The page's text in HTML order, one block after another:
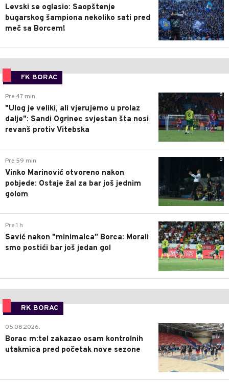
Levski se oglasio: Saopštenje
bugarskog šampiona nekoliko sati pred
meč sa Borcem!
FK BORAC
0
Pre 47 min
"Ulog je veliki, ali vjerujemo u prolaz
dalje": Sandi Ogrinec svjestan šta nosi
revanš protiv Vitebska
0
Pre 59 min
Vinko Marinović otvoreno nakon
pobjede: Ostaje žal za bar još jednim
golom
0
Pre 1 h
Savić nakon "minimalca" Borca: Morali
smo postići bar još jedan gol
RK BORAC
0
05.08.2026.
Borac m:tel zakazao osam kontrolnih
utakmica pred početak nove sezone